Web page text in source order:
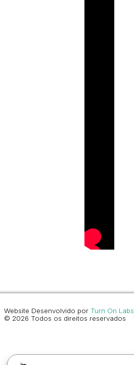
Website Desenvolvido por Turn On Labs
© 2026 Todos os direitos reservados